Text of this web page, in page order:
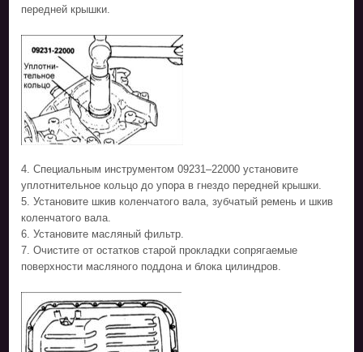
передней крышки.
4. Специальным инструментом 09231–22000 установите
уплотнительное кольцо до упора в гнездо передней крышки.
5. Установите шкив коленчатого вала, зубчатый ремень и шкив
коленчатого вала.
6. Установите масляный фильтр.
7. Очистите от остатков старой прокладки сопрягаемые
поверхности масляного поддона и блока цилиндров.